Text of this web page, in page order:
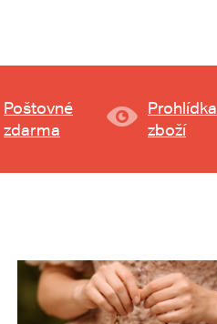
Poštovné
zdarma
Prohlídka
zboží